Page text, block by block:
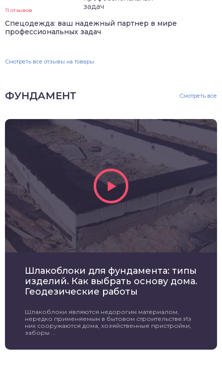
11 отзывов
Спецодежда: ваш надежный партнер в мире
профессиональных задач
Смотреть все отзывы на товары
ФУНДАМЕНТ Смотреть все
Шлакоблоки для фундамента: типы
изделий. Как выбрать основу дома.
Геодезические работы
Шлакоблоки являются недорогим материалом,
нередко применяемым в бытовом строительстве.Из
них сооружаются дома, хозяйственные пристройки,
заборы ...